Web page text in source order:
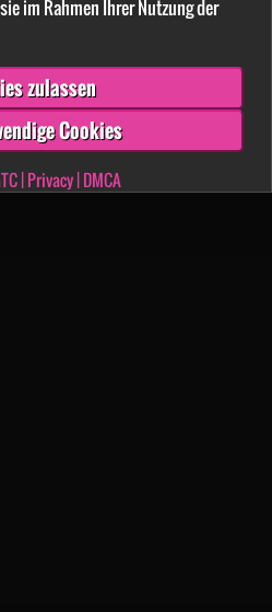
im Rahmen Ihrer Nutzung der
zulassen
Cookies
|Privacy|DMCA